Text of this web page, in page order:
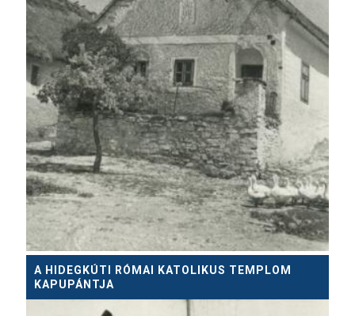
A HIDEGKÚTI RÓMAI KATOLIKUS TEMPLOM
KAPUPÁNTJA